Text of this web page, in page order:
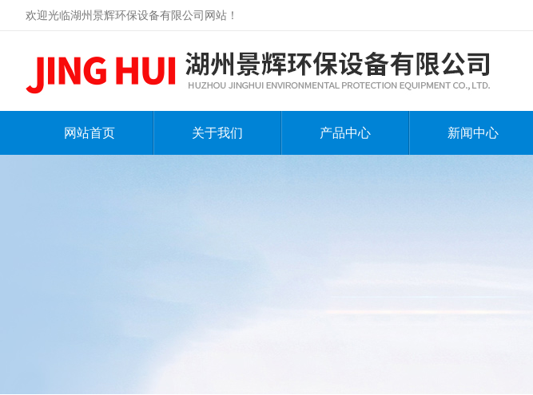
欢迎光临湖州景辉环保设备有限公司网站！
网站首页 关于我们 产品中心 新闻中心